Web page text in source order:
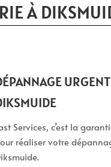
À
Services, c’est la
réaliser votre